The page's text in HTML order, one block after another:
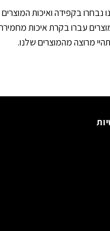
נבחרו בקפידה ואיכות
עברו בקרת איכות
מרוצה מהמוצרים שלנו.